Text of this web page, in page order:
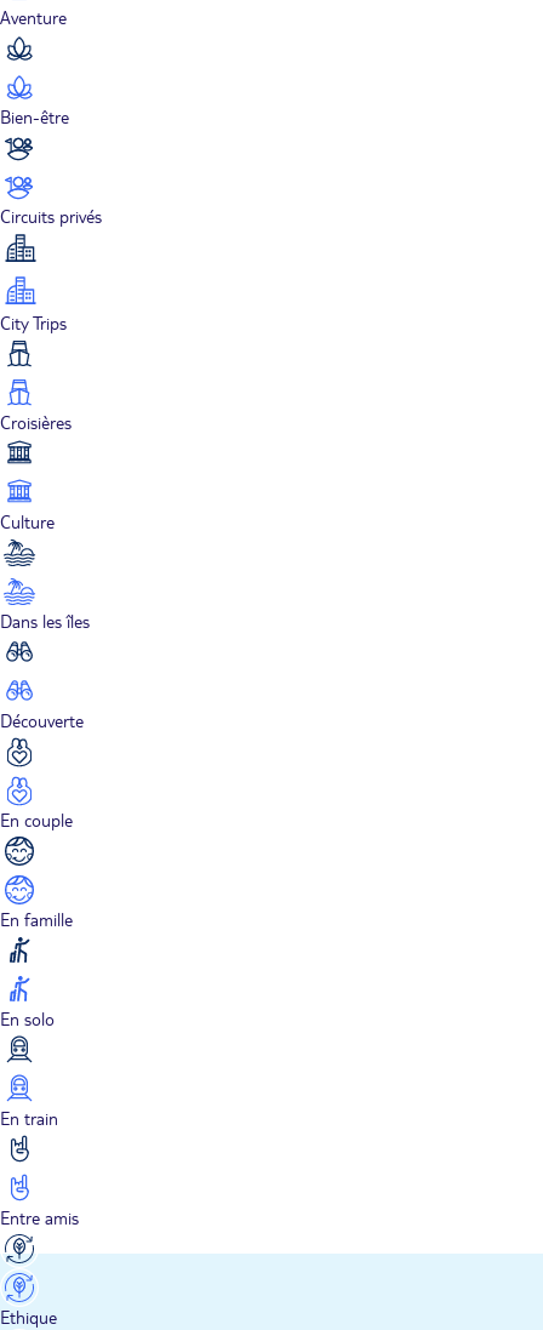
Aventure
Bien-être
Circuits privés
City Trips
Croisières
Culture
Dans les îles
Découverte
En couple
En famille
En solo
En train
Entre amis
Ethique